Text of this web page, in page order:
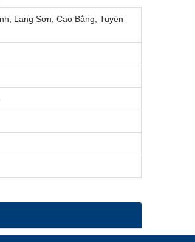
Lạng Sơn, Cao Bằng, Tuyên